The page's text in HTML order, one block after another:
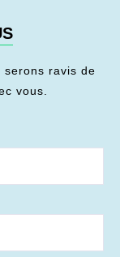
serons ravis de
vous.